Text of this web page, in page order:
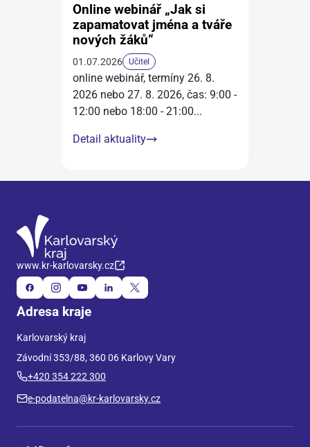
Online webinář „Jak si
zapamatovat jména a tváře
nových žáků“
01.07.2026 Učitel
online webinář, termíny 26. 8.
2026 nebo 27. 8. 2026, čas: 9:00 -
12:00 nebo 18:00 - 21:00...
Detail aktuality
www.kr-karlovarsky.cz
Adresa kraje
Karlovarský kraj
Závodní 353/88, 360 06 Karlovy Vary
+420 354 222 300
e-podatelna@kr-karlovarsky.cz